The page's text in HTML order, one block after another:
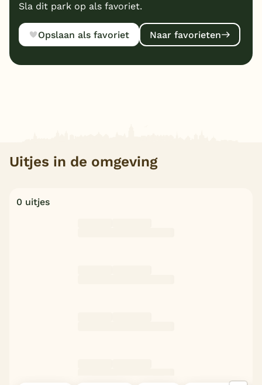
Sla dit park op als favoriet.
Opslaan als favoriet Naar favorieten
Uitjes in de omgeving
0 uitjes